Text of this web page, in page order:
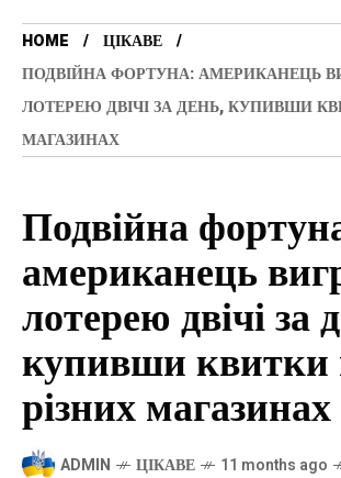
HOME
ЦІКАВЕ
ПОДВІЙНА ФОРТУНА: АМЕРИКАНЕЦЬ
ЛОТЕРЕЮ ДВІЧІ ЗА ДЕНЬ, КУПИВШИ
МАГАЗИНАХ
Подвійна
американець
лотерею двічі за
купивши квитки
різних магазинах
ADMIN ЦІКАВЕ 11 months ago